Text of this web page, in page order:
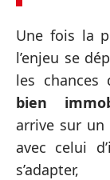
Une fois la
l’enjeu se
les
bien
arrive sur un
avec celui